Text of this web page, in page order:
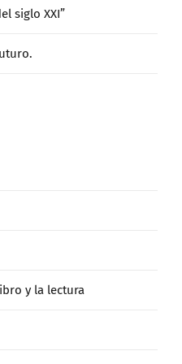
siglo XXI”
y la lectura